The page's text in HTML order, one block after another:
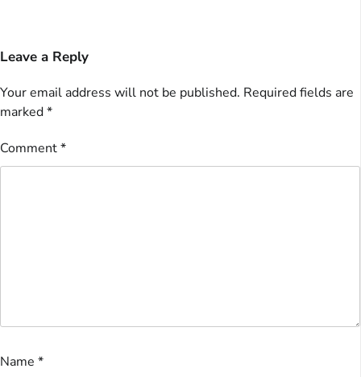
Leave a Reply
Your email address will not be published. Required fields are
marked*
Comment*
Name *